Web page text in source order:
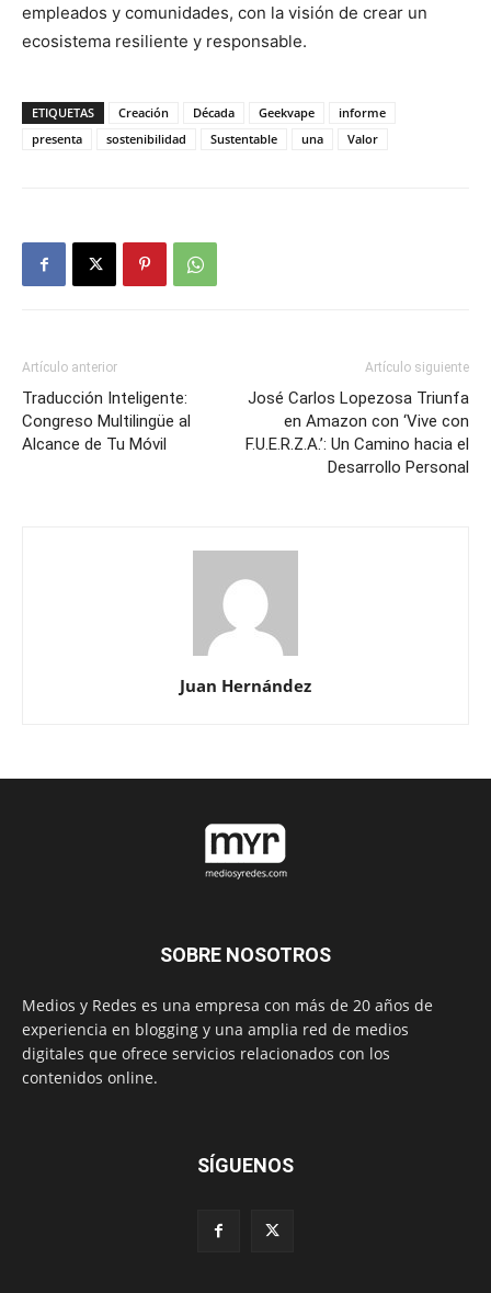
empleados y comunidades, con la visión de crear un
ecosistema resiliente y responsable.
ETIQUETAS Creación Década Geekvape
informe
presenta
sostenibilidad Sustentable una Valor
Artículo anterior
Traducción Inteligente:
Congreso Multilingüe al
Alcance de Tu Móvil
Artículo siguiente
José Carlos Lopezosa Triunfa
en Amazon con ‘Vive con
F.U.E.R.Z.A.’: Un Camino hacia el
Desarrollo Personal
Juan Hernández
SOBRE NOSOTROS
Medios y Redes es una empresa con más de 20 años de
experiencia en blogging y una amplia red de medios
digitales que ofrece servicios relacionados con los
contenidos online.
SÍGUENOS